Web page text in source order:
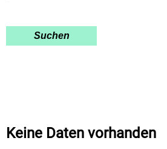
Keine Daten vorhanden